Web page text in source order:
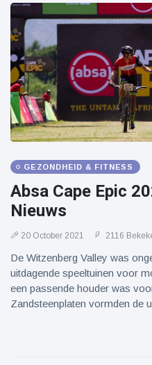
GEZONDHEID & FITNESS
Absa Cape Epic
Nieuws
20 October 2021 2116
De Witzenberg Valley was
uitdagende speeltuinen voor
een passende houder was
Zandsteenplaten vormden de